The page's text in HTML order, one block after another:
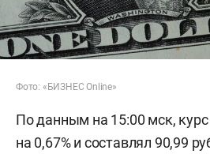
Фото: «БИЗНЕС Online»
По данным на 15:00 мск,
на 0,67% и составлял 90,99